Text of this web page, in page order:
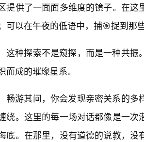
提供了一面面多维度的镜子。在
可以在午夜的低语中，捕🎯捉到那
这种探索不是窥探，而是一种共振
而成的璀璨星系。
畅游其间，你会发现亲密关系的
绕。这里的每一场对话都像是一
底。在那里，没有道德的说教，